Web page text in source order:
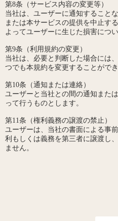
第8条（サービス内容の変更等）
当社は、ユーザーに通知すること
または本サービスの提供を中止す
よってユーザーに生じた損害につ
第9条（利用規約の変更）
当社は、必要と判断した場合には
つでも本規約を変更することがで
第10条（通知または連絡）
ユーザーと当社との間の通知また
って行うものとします。
第11条（権利義務の譲渡の禁止）
ユーザーは、当社の書面による事
利もしくは義務を第三者に譲渡し
ません。